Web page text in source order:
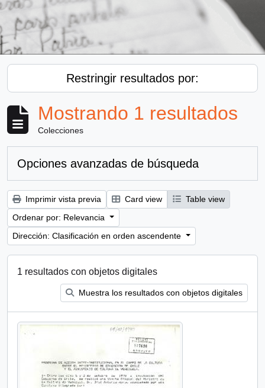
Restringir resultados por:
Mostrando 1 resultados
Colecciones
Opciones avanzadas de búsqueda
Imprimir vista previa Card view
Table view
Ordenar por: Relevancia
Dirección: Clasificación en orden ascendente
1 resultados con objetos digitales
Muestra los resultados con objetos digitales